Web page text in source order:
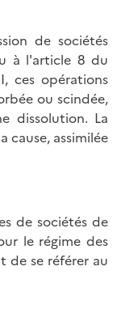
de sociétés
à l'article 8 du
ces opérations
ou scindée,
dissolution. La
cause, assimilée
de sociétés de
le régime des
de se référer au